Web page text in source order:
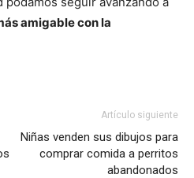
amigable con la
Artículo siguiente
Niñas venden sus dibujos para
comprar comida a perritos
abandonados